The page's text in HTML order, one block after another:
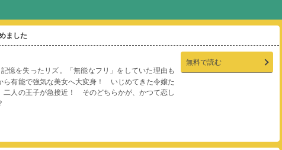
ました
憶を失ったリズ。「無能なフリ」をしていた理由も
ら有能で強気な美女へ大変身！ いじめてきた令嬢た
二人の王子が急接近！ そのどちらかが、かつて恋し
無料で読む